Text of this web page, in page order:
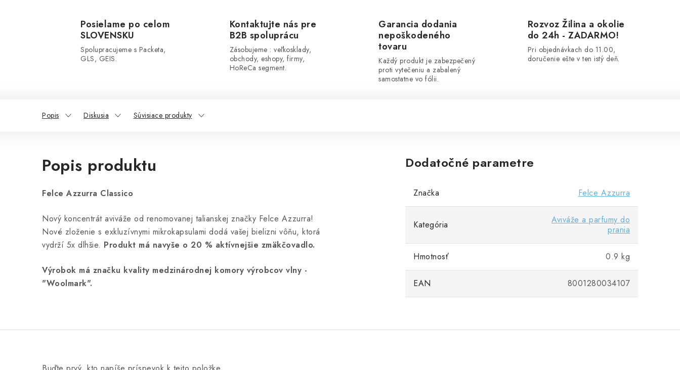
Posielame po celom
SLOVENSKU
Spolupracujeme s Packeta,
GLS, GEIS.
Kontaktujte nás pre
B2B spoluprácu
Zásobujeme : veľkosklady,
obchody, eshopy, firmy,
HoReCa segment.
Garancia dodania
nepoškodeného
tovaru
Každý produkt je zabezpečený
proti vytečeniu a zabalený
samostatne vo fólii.
Rozvoz Žilina a okolie
do 24h - ZADARMO!
Pri objednávkach do 11.00,
doručenie ešte v ten istý deň.
Popis Diskusia Súvisiace produkty
Popis produktu
Felce Azzurra Classico
Nový koncentrát aviváže od renomovanej talianskej značky Felce Azzurra!
Nové zloženie s exkluzívnymi mikrokapsulami dodá vašej bielizni vôňu, ktorá
vydrží 5x dlhšie. Produkt má navyše o 20 % aktívnejšie zmäkčovadlo.
Výrobok má značku kvality medzinárodnej komory výrobcov vlny -
"Woolmark".
Dodatočné parametre
Značka Felce Azzurra
Kategória
Aviváže a parfumy do
prania
Hmotnosť 0.9 kg
EAN 8001280034107